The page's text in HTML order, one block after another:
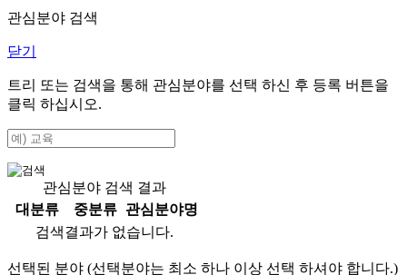
관심분야 검색
닫기
트리 또는 검색을 통해 관심분야를 선택 하신 후 등록 버튼을
클릭 하십시오.
관심분야 검색 결과
대분류
중분류
관심분야명
검색결과가 없습니다.
선택된 분야 (선택분야는 최소 하나 이상 선택 하셔야 합니다.)